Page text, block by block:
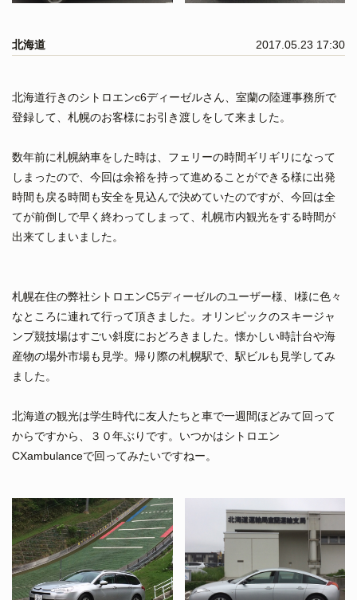
北海道 2017.05.23 17:30
北海道行きのシトロエンc6ディーゼルさん、室蘭の陸運事務所で
登録して、札幌のお客様にお引き渡しをして来ました。
数年前に札幌納車をした時は、フェリーの時間ギリギリになって
しまったので、今回は余裕を持って進めることができる様に出発
時間も戻る時間も安全を見込んで決めていたのですが、今回は全
てが前倒しで早く終わってしまって、札幌市内観光をする時間が
出来てしまいました。
札幌在住の弊社シトロエンC5ディーゼルのユーザー様、I様に色々
なところに連れて行って頂きました。オリンピックのスキージャ
ンプ競技場はすごい斜度におどろきました。懐かしい時計台や海
産物の場外市場も見学。帰り際の札幌駅で、駅ビルも見学してみ
ました。
北海道の観光は学生時代に友人たちと車で一週間ほどみて回って
からですから、３０年ぶりです。いつかはシトロエン
CXambulanceで回ってみたいですねー。